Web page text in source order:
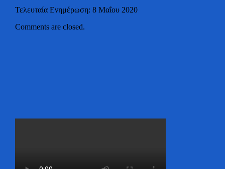
Τελευταία Ενημέρωση: 8 Μαΐου 2020
Comments are closed.